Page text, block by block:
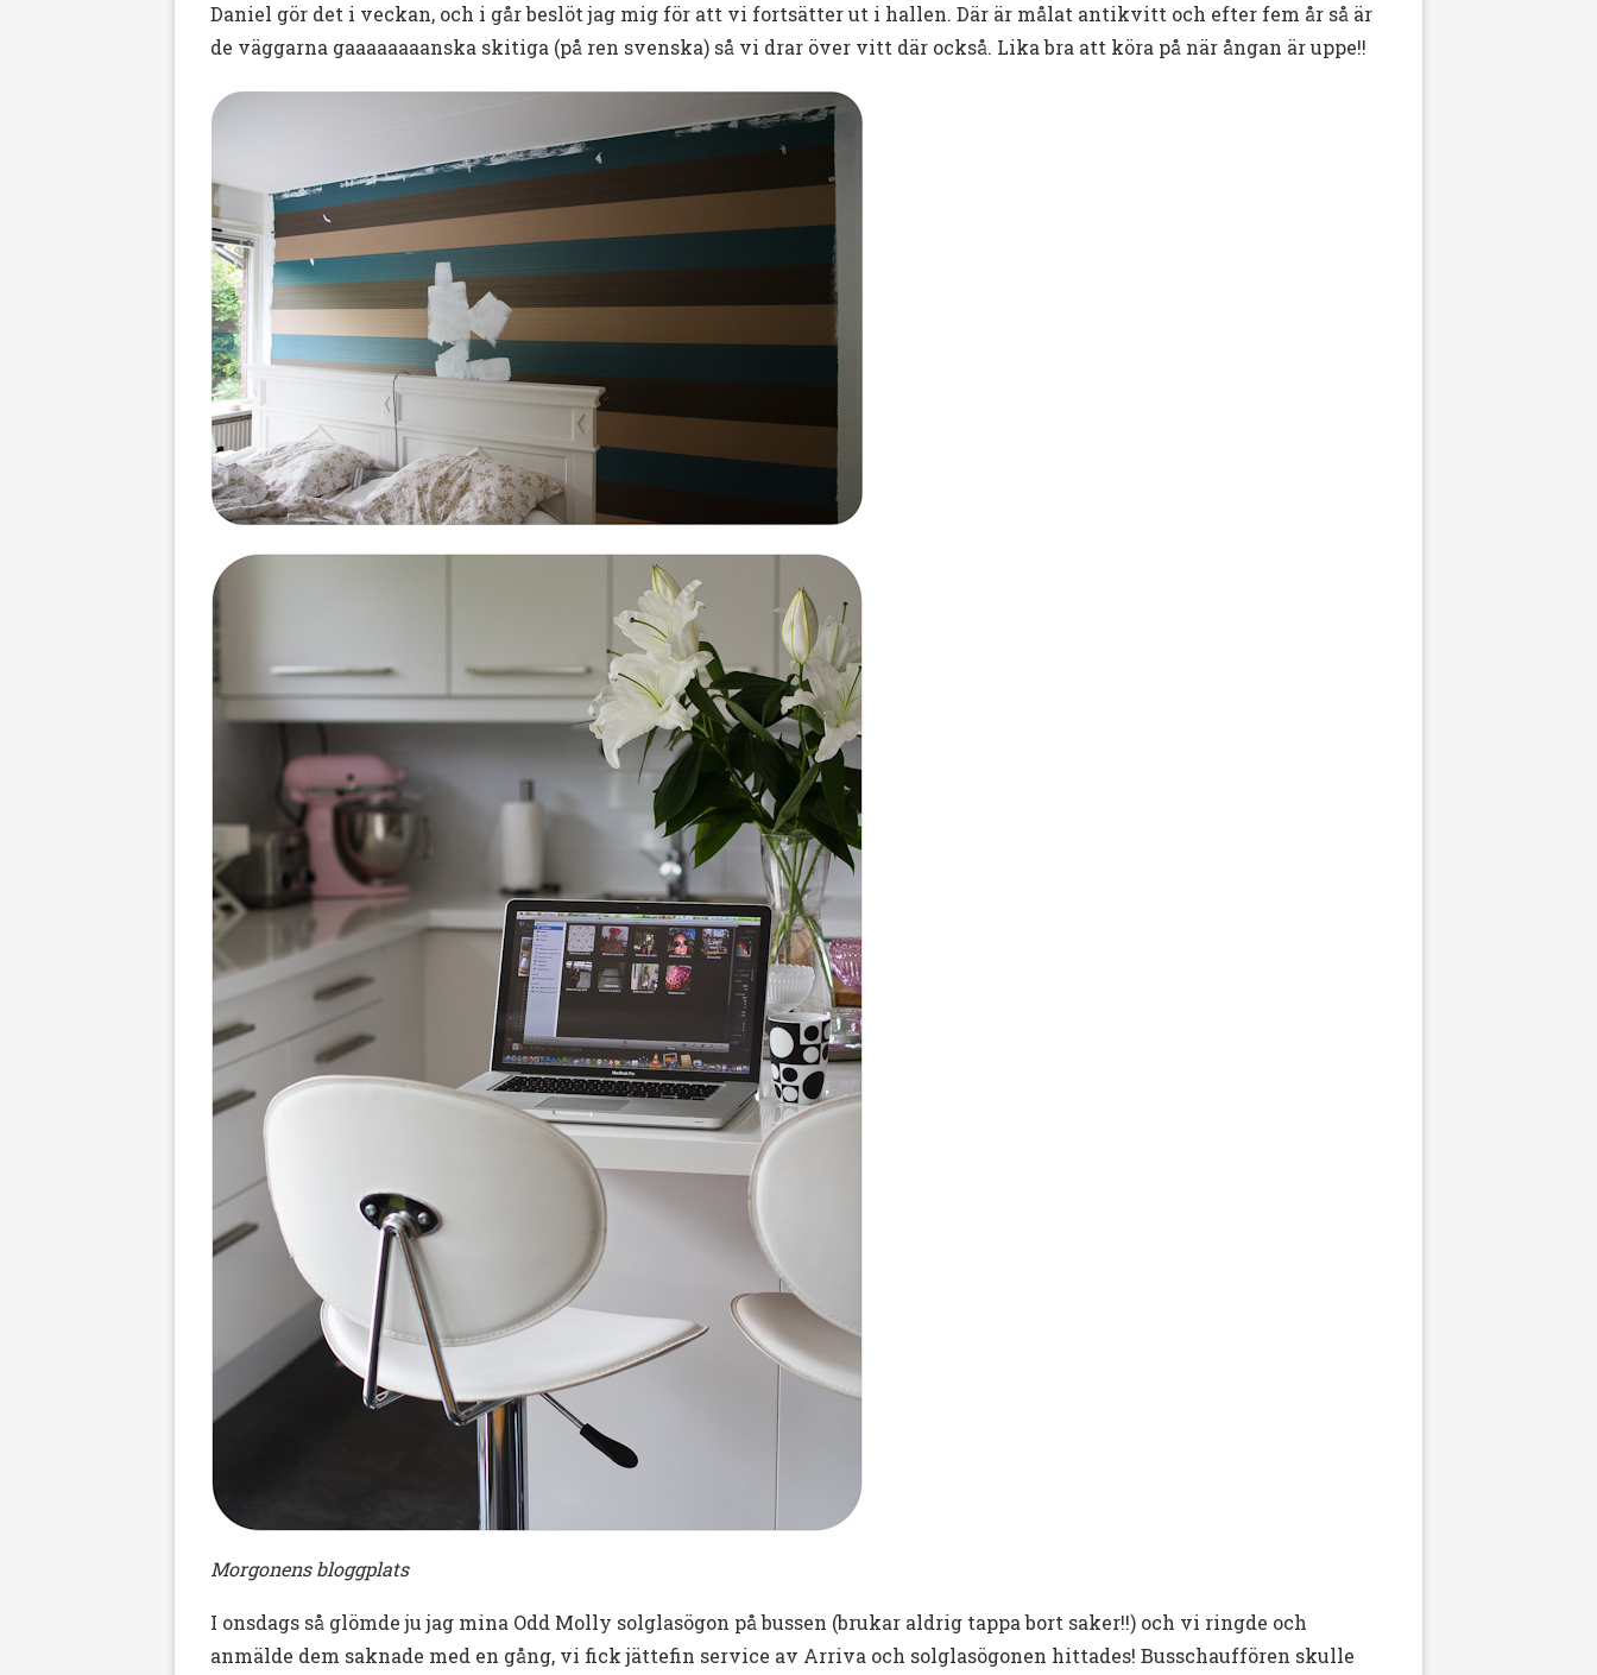
Daniel gör det i veckan, och i går beslöt jag mig för att vi fortsätter ut i hallen. Där är målat antikvitt och efter fem år så är
de väggarna gaaaaaaaanska skitiga (på ren svenska) så vi drar över vitt där också. Lika bra att köra på när ångan är uppe!!
Morgonens bloggplats
I onsdags så glömde ju jag mina Odd Molly solglasögon på bussen (brukar aldrig tappa bort saker!!) och vi ringde och
anmälde dem saknade med en gång, vi fick jättefin service av Arriva och solglasögonen hittades! Busschauffören skulle